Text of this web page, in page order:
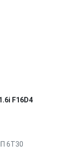
F16D4
6Т30